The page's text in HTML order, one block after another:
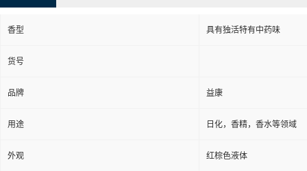
香型 具有独活特有中药味
货号
品牌 益康
用途 日化，香精，香水等领域
外观 红棕色液体